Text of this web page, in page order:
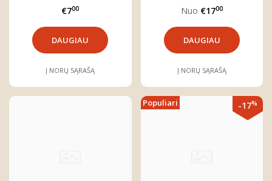
€700
DAUGIAU
Į NORŲ SĄRAŠĄ
Nuo €1700
DAUGIAU
Į NORŲ SĄRAŠĄ
Populiari -17%